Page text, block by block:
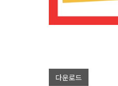
다운로드